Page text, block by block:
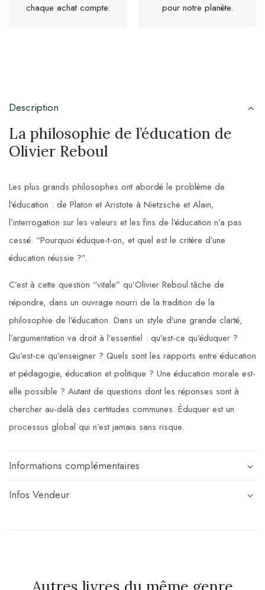
chaque achat compte.
pour notre planète.
Description
La philosophie de l’éducation de
Olivier Reboul
Les plus grands philosophes ont abordé le problème de
l’éducation : de Platon et Aristote à Nietzsche et Alain,
l’interrogation sur les valeurs et les fins de l’éducation n’a pas
cessé. “Pourquoi éduque-t-on, et quel est le critère d’une
éducation réussie ?”.
C’est à cette question “vitale” qu’Olivier Reboul tâche de
répondre, dans un ouvrage nourri de la tradition de la
philosophie de l’éducation. Dans un style d’une grande clarté,
l’argumentation va droit à l’essentiel : qu’est-ce qu’éduquer ?
Qu’est-ce qu’enseigner ? Quels sont les rapports entre éducation
et pédagogie, éducation et politique ? Une éducation morale est-
elle possible ? Autant de questions dont les réponses sont à
chercher au-delà des certitudes communes. Éduquer est un
processus global qui n’est jamais sans risque.
Informations complémentaires
Infos Vendeur